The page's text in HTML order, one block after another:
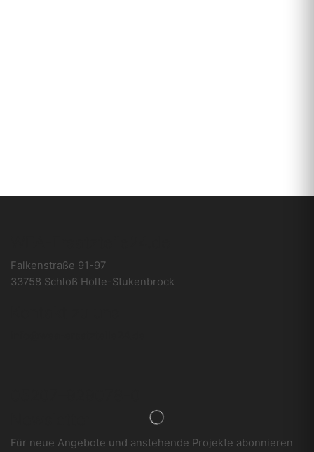
Falkenstraße 91-97
33758 Schloß Holte-Stukenbrock
Für neue Angebote und anstehende Projekte abonnieren